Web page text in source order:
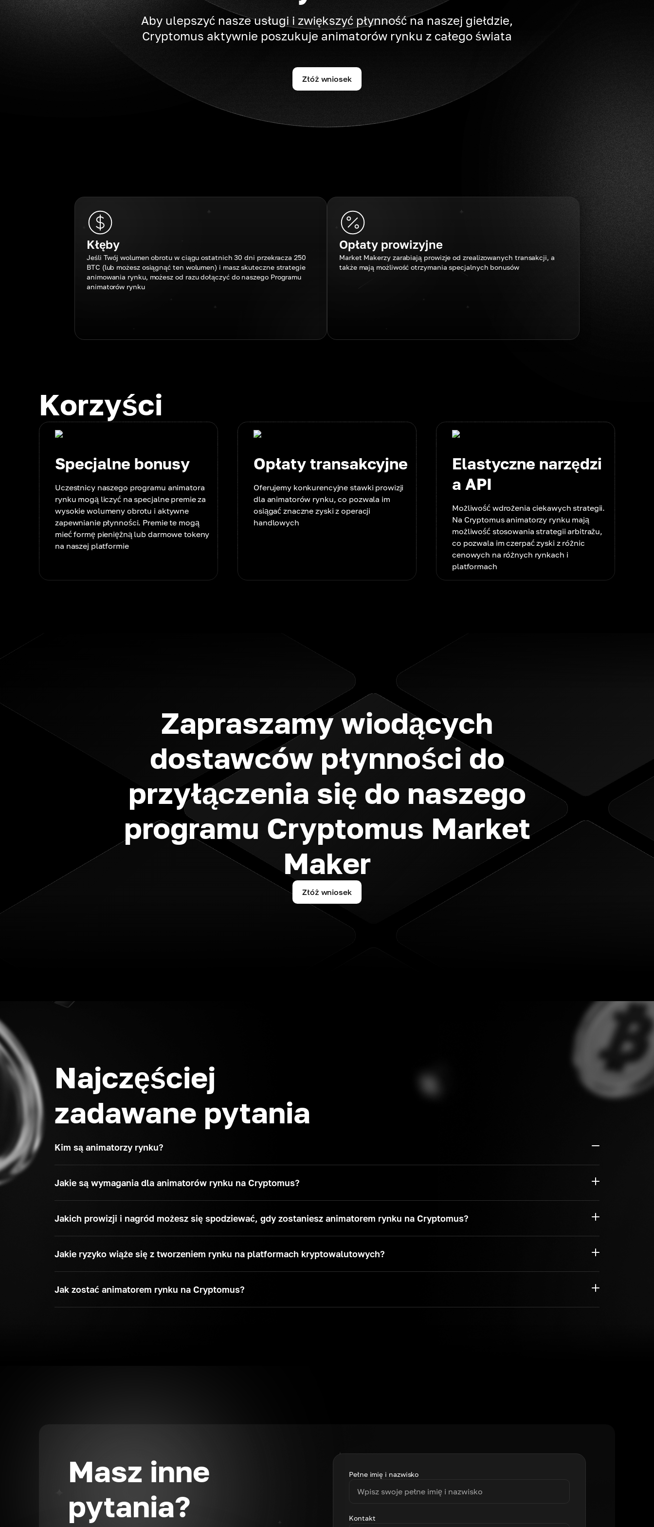
Aby ulepszyć nasze usługi i zwiększyć płynność na naszej giełdzie,
Cryptomus aktywnie poszukuje animatorów rynku z całego świata
Złóż wniosek
Kłęby
Jeśli Twój wolumen obrotu w ciągu ostatnich 30 dni przekracza 250
BTC (lub możesz osiągnąć ten wolumen) i masz skuteczne strategie
animowania rynku, możesz od razu dołączyć do naszego Programu
animatorów rynku
Opłaty prowizyjne
Market Makerzy zarabiają prowizje od zrealizowanych transakcji, a
także mają możliwość otrzymania specjalnych bonusów
Korzyści
Specjalne bonusy
Uczestnicy naszego programu animatora
rynku mogą liczyć na specjalne premie za
wysokie wolumeny obrotu i aktywne
zapewnianie płynności. Premie te mogą
mieć formę pieniężną lub darmowe tokeny
na naszej platformie
Opłaty transakcyjne
Oferujemy konkurencyjne stawki prowizji
dla animatorów rynku, co pozwala im
osiągać znaczne zyski z operacji
handlowych
Elastyczne narzędzi
a API
Możliwość wdrożenia ciekawych strategii.
Na Cryptomus animatorzy rynku mają
możliwość stosowania strategii arbitrażu,
co pozwala im czerpać zyski z różnic
cenowych na różnych rynkach i
platformach
Zapraszamy wiodących
dostawców płynności do
przyłączenia się do naszego
programu Cryptomus Market
Maker
Złóż wniosek
Najczęściej
zadawane pytania
Kim są animatorzy rynku?
Jakie są wymagania dla animatorów rynku na Cryptomus?
Jakich prowizji i nagród możesz się spodziewać, gdy zostaniesz animatorem rynku na Cryptomus?
Jakie ryzyko wiąże się z tworzeniem rynku na platformach kryptowalutowych?
Jak zostać animatorem rynku na Cryptomus?
Masz inne
pytania?
Pełne imię i nazwisko
Kontakt